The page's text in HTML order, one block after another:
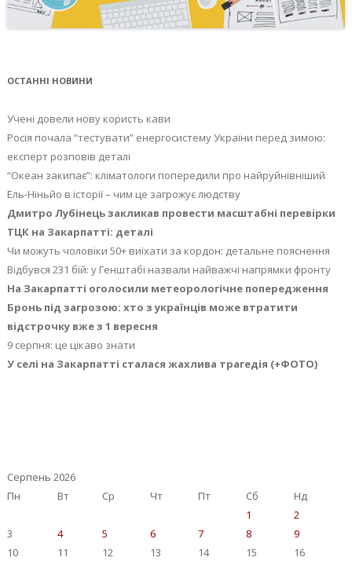
ОСТАННІ НОВИНИ
Учені довели нову користь кави
Росія почала “тестувати” енергосистему України перед зимою:
експерт розповів деталі
“Океан закипає”: кліматологи попередили про найруйнівніший
Ель-Ніньйо в історії – чим це загрожує людству
Дмитро Лубінець закликав провести масштабні перевірки
ТЦК на Закарпатті: деталі
Чи можуть чоловіки 50+ виїхати за кордон: детальне пояснення
Відбувся 231 бій: у Генштабі назвали найважчі напрямки фронту
На Закарпатті оголосили метеорологічне попередження
Бронь під загрозою: хто з українців може втратити
відстрочку вже з 1 вересня
9 серпня: це цікаво знати
У селі на Закарпатті сталася жахлива трагедія (+ФОТО)
Серпень 2026
Пн
Вт Ср Чт Пт Сб
Нд
1
2
3
4 5 6 7 8
9
10
11 12 13 14 15
16